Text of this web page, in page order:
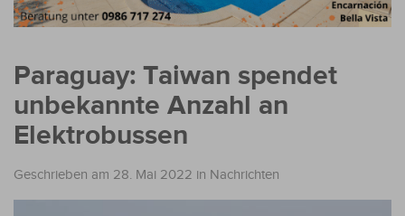
Paraguay: Taiwan spendet
unbekannte Anzahl an
Elektrobussen
Geschrieben am 28. Mai 2022 in Nachrichten